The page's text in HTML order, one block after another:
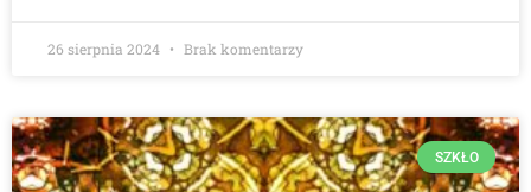
26 sierpnia 2024 Brak komentarzy
SZKŁO